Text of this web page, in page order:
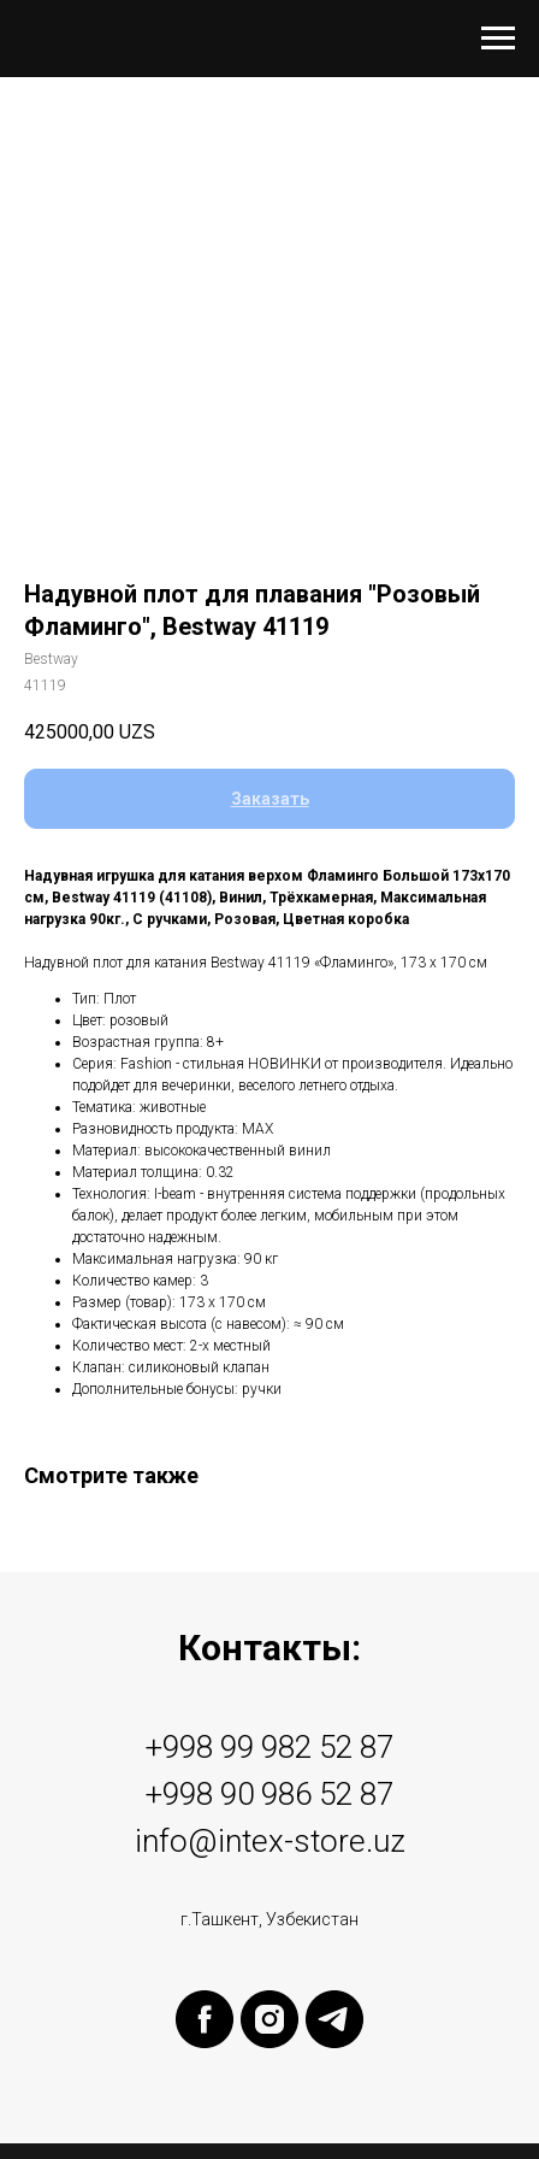
Надувной плот для плавания "Розовый
Фламинго", Bestway 41119
Bestway
41119
425000,00 UZS
Заказать
Надувная игрушка для катания верхом Фламинго Большой 173х170
см, Bestway 41119 (41108), Винил, Трёхкамерная, Максимальная
нагрузка 90кг., С ручками, Розовая, Цветная коробка
Надувной плот для катания Bestway 41119 «Фламинго», 173 х 170 см
Тип: Плот
Цвет: розовый
Возрастная группа: 8+
Серия: Fashion - стильная НОВИНКИ от производителя. Идеально
подойдет для вечеринки, веселого летнего отдыха.
Тематика: животные
Разновидность продукта: MAX
Материал: высококачественный винил
Материал толщина: 0.32
Технология: I-beam - внутренняя система поддержки (продольных
балок), делает продукт более легким, мобильным при этом
достаточно надежным.
Максимальная нагрузка: 90 кг
Количество камер: 3
Размер (товар): 173 х 170 см
Фактическая высота (с навесом): ≈ 90 см
Количество мест: 2-х местный
Клапан: силиконовый клапан
Дополнительные бонусы: ручки
Смотрите также
Контакты:
+998 99 982 52 87
+998 90 986 52 87
info@intex-store.uz
г.Ташкент, Узбекистан